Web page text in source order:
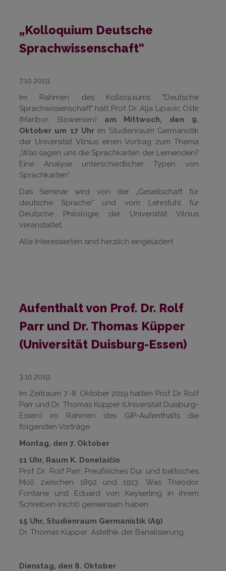
„Kolloquium Deutsche
Sprachwissenschaft“
7.10.2019
Im Rahmen des Kolloquiums "Deutsche
Sprachwissenschaft" hält Prof. Dr. Alja Lipavic Oštir
(Maribor, Slowenien) am Mittwoch, den 9.
Oktober um 17 Uhr im Studienraum Germanistik
der Universität Vilnius einen Vortrag zum Thema
„Was sagen uns die Sprachkarten der Lernenden?
Eine Analyse unterschiedlicher Typen von
Sprachkarten“.
Das Seminar wird von der „Gesellschaft für
deutsche Sprache“ und vom Lehrstuhl für
Deutsche Philologie der Universität Vilnius
veranstaltet.
Alle Interessierten sind herzlich eingeladen!
Aufenthalt von Prof. Dr. Rolf
Parr und Dr. Thomas Küpper
(Universität Duisburg-Essen)
3.10.2019
Im Zeitraum 7.-8. Oktober 2019 halten Prof. Dr. Rolf
Parr und Dr. Thomas Küpper (Universität Duisburg-
Essen) im Rahmen des GIP-Aufenthalts die
folgenden Vorträge:
Montag, den 7. Oktober
11 Uhr, Raum K. Donelaičio
Prof. Dr. Rolf Parr: Preußisches Dur und baltisches
Moll zwischen 1892 und 1913. Was Theodor
Fontane und Eduard von Keyserling in ihrem
Schreiben (nicht) gemeinsam haben
15 Uhr, Studienraum Germanistik (A9)
Dr. Thomas Küpper: Ästethik der Banalisierung
Dienstag, den 8. Oktober